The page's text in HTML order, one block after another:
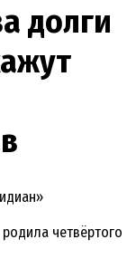
долги
четвёртого